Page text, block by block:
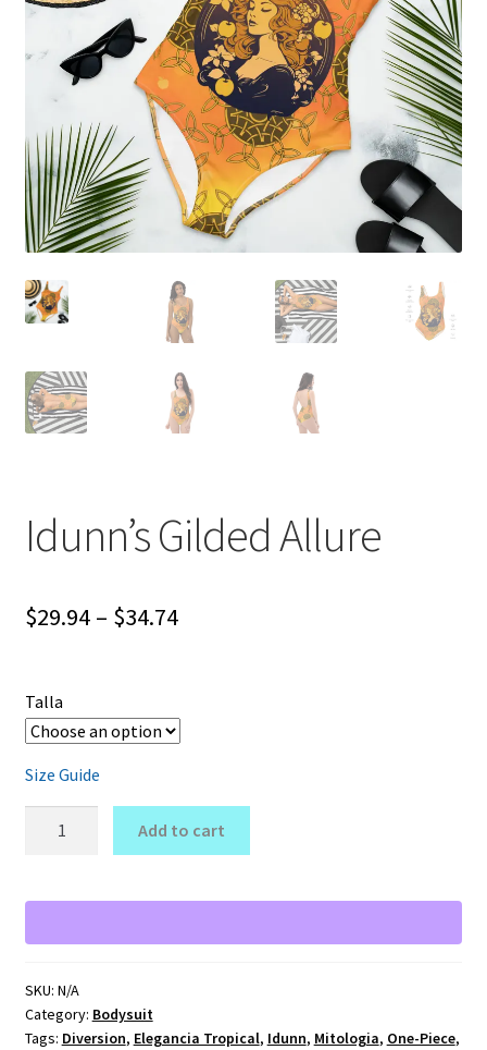
Idunn’s Gilded Allure
$29.94 – $34.74Price
Talla
Size Guide
quantity
Add to cart
SKU: N/A
Category: Bodysuit
Tags: Diversion, Elegancia Tropical, Idunn, Mitologia, One-Piece,